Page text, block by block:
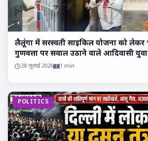
लैलूंगा में सरस्वती साइकिल योजना को लेकर
गुणवत्ता पर सवाल उठाने वाले आदिवासी
हिरासत में, गरमाई सियासत..
28 जुलाई 2026 1 min
POLITICS